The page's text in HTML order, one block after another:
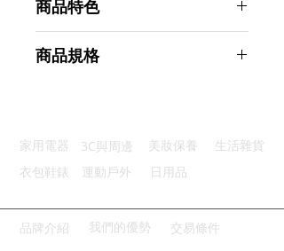
商品特色
超大面積：1M*1M大尺寸保護
商品規格
主要材質：玻璃纖維
商品尺寸：20*32*2cm
產地名稱：中國大陸
代理商：亞桓有限公司
家用電器 3C與周邊 美妝保養
生活雜貨
衣包鞋錶
運動戶外 日用品
品牌介紹 我們的優勢 交易條件